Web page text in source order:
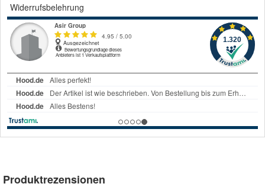
Widerrufsbelehrung
Produktrezensionen